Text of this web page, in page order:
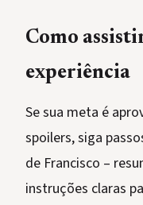
Como
experiência
Se sua meta é
spoilers, siga
de Francisco –
instruções claras